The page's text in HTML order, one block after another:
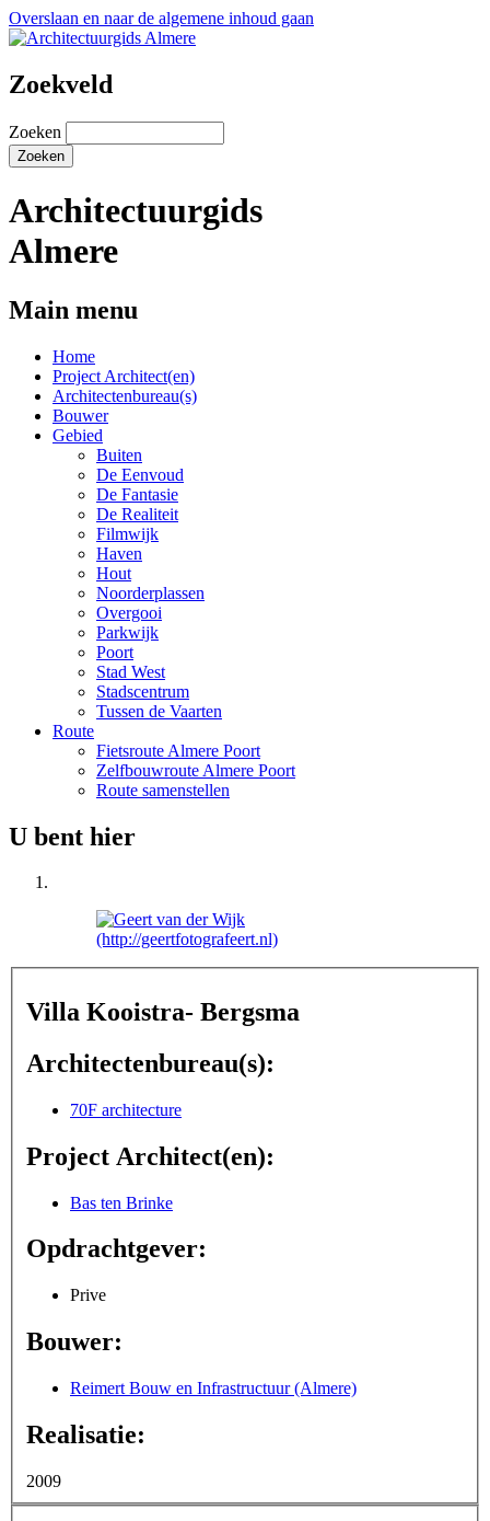
Overslaan en naar de algemene inhoud gaan
Zoekveld
Zoeken
Architectuurgids
Almere
Main menu
Home
Project Architect(en)
Architectenbureau(s)
Bouwer
Gebied
Buiten
De Eenvoud
De Fantasie
De Realiteit
Filmwijk
Haven
Hout
Noorderplassen
Overgooi
Parkwijk
Poort
Stad West
Stadscentrum
Tussen de Vaarten
Route
Fietsroute Almere Poort
Zelfbouwroute Almere Poort
Route samenstellen
U bent hier
Villa Kooistra- Bergsma
Architectenbureau(s):
70F architecture
Project Architect(en):
Bas ten Brinke
Opdrachtgever:
Prive
Bouwer:
Reimert Bouw en Infrastructuur (Almere)
Realisatie:
2009